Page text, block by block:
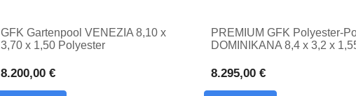
GFK Gartenpool VENEZIA 8,10 x
3,70 x 1,50 Polyester
eingegrabenem Einsatz
8.200,00 €
PREMIUM GFK Polyester-
DOMINIKANA 8,4 x 3,2 x
8.295,00 €